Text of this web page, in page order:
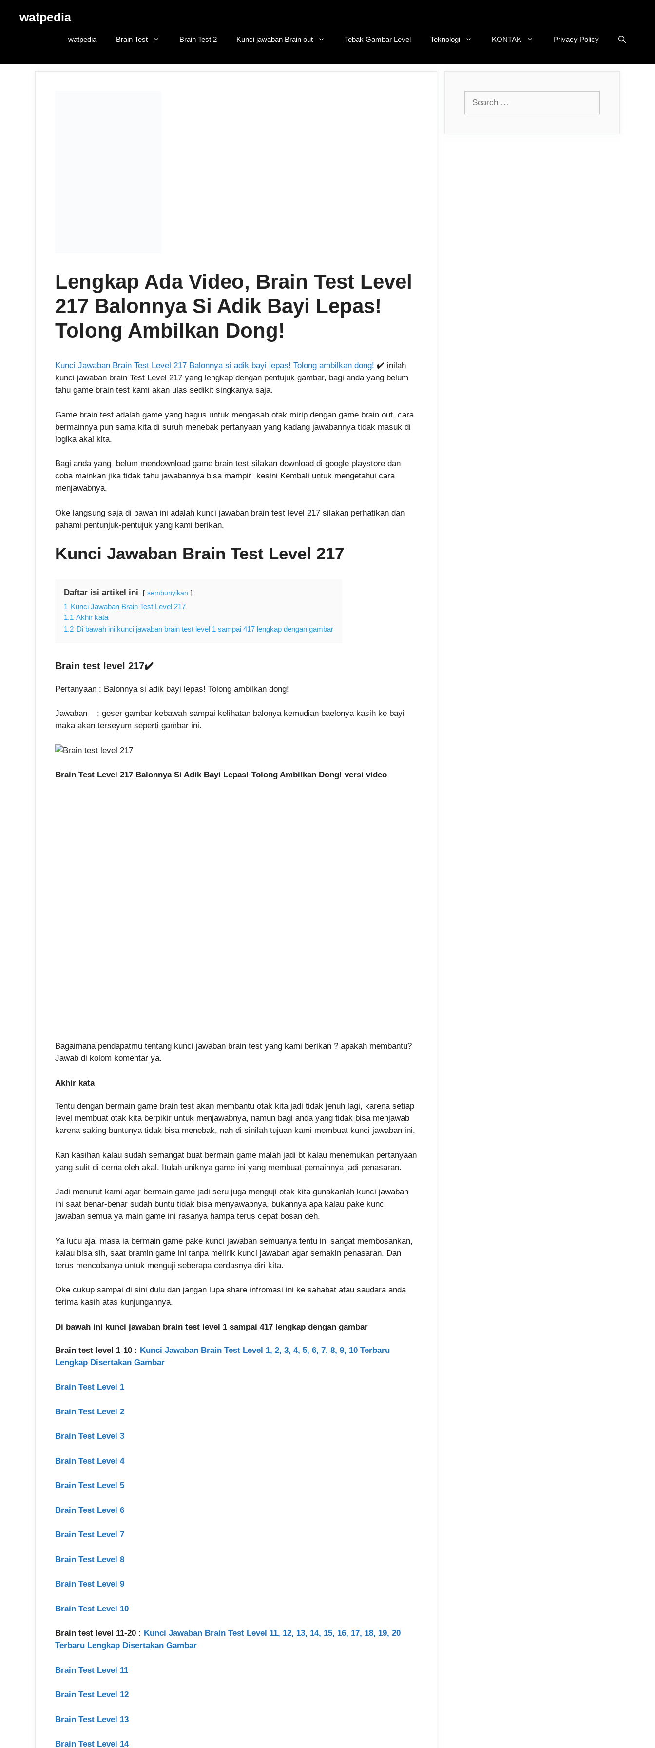
watpedia
watpedia Brain Test Brain Test 2 Kunci jawaban Brain out Tebak Gambar Level Teknologi KONTAK Privacy Policy
Lengkap Ada Video, Brain Test Level
217 Balonnya Si Adik Bayi Lepas!
Tolong Ambilkan Dong!
Kunci Jawaban Brain Test Level 217 Balonnya si adik bayi lepas! Tolong ambilkan dong! ✔️ inilah
kunci jawaban brain Test Level 217 yang lengkap dengan pentujuk gambar, bagi anda yang belum
tahu game brain test kami akan ulas sedikit singkanya saja.
Game brain test adalah game yang bagus untuk mengasah otak mirip dengan game brain out, cara
bermainnya pun sama kita di suruh menebak pertanyaan yang kadang jawabannya tidak masuk di
logika akal kita.
Bagi anda yang belum mendownload game brain test silakan download di google playstore dan
coba mainkan jika tidak tahu jawabannya bisa mampir kesini Kembali untuk mengetahui cara
menjawabnya.
Oke langsung saja di bawah ini adalah kunci jawaban brain test level 217 silakan perhatikan dan
pahami pentunjuk-pentujuk yang kami berikan.
Kunci Jawaban Brain Test Level 217
Daftar isi artikel ini sembunyikan
1 Kunci Jawaban Brain Test Level 217
1.1 Akhir kata
1.2 Di bawah ini kunci jawaban brain test level 1 sampai 417 lengkap dengan gambar
Brain test level 217✔️
Pertanyaan : Balonnya si adik bayi lepas! Tolong ambilkan dong!
Jawaban : geser gambar kebawah sampai kelihatan balonya kemudian baelonya kasih ke bayi
maka akan terseyum seperti gambar ini.
Brain Test Level 217 Balonnya Si Adik Bayi Lepas! Tolong Ambilkan Dong! versi video
Bagaimana pendapatmu tentang kunci jawaban brain test yang kami berikan ? apakah membantu?
Jawab di kolom komentar ya.
Akhir kata
Tentu dengan bermain game brain test akan membantu otak kita jadi tidak jenuh lagi, karena setiap
level membuat otak kita berpikir untuk menjawabnya, namun bagi anda yang tidak bisa menjawab
karena saking buntunya tidak bisa menebak, nah di sinilah tujuan kami membuat kunci jawaban ini.
Kan kasihan kalau sudah semangat buat bermain game malah jadi bt kalau menemukan pertanyaan
yang sulit di cerna oleh akal. Itulah uniknya game ini yang membuat pemainnya jadi penasaran.
Jadi menurut kami agar bermain game jadi seru juga menguji otak kita gunakanlah kunci jawaban
ini saat benar-benar sudah buntu tidak bisa menyawabnya, bukannya apa kalau pake kunci
jawaban semua ya main game ini rasanya hampa terus cepat bosan deh.
Ya lucu aja, masa ia bermain game pake kunci jawaban semuanya tentu ini sangat membosankan,
kalau bisa sih, saat bramin game ini tanpa melirik kunci jawaban agar semakin penasaran. Dan
terus mencobanya untuk menguji seberapa cerdasnya diri kita.
Oke cukup sampai di sini dulu dan jangan lupa share infromasi ini ke sahabat atau saudara anda
terima kasih atas kunjungannya.
Di bawah ini kunci jawaban brain test level 1 sampai 417 lengkap dengan gambar
Brain test level 1-10 : Kunci Jawaban Brain Test Level 1, 2, 3, 4, 5, 6, 7, 8, 9, 10 Terbaru
Lengkap Disertakan Gambar
Brain Test Level 1
Brain Test Level 2
Brain Test Level 3
Brain Test Level 4
Brain Test Level 5
Brain Test Level 6
Brain Test Level 7
Brain Test Level 8
Brain Test Level 9
Brain Test Level 10
Brain test level 11-20 : Kunci Jawaban Brain Test Level 11, 12, 13, 14, 15, 16, 17, 18, 19, 20
Terbaru Lengkap Disertakan Gambar
Brain Test Level 11
Brain Test Level 12
Brain Test Level 13
Brain Test Level 14